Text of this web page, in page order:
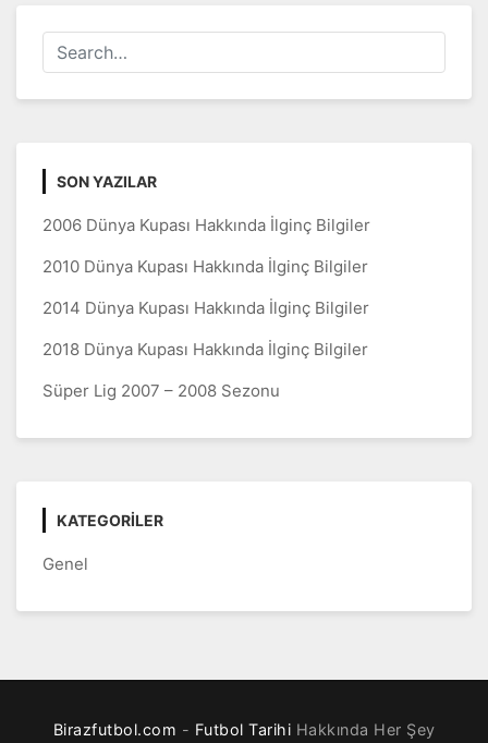
SON YAZILAR
2006 Dünya Kupası Hakkında İlginç Bilgiler
2010 Dünya Kupası Hakkında İlginç Bilgiler
2014 Dünya Kupası Hakkında İlginç Bilgiler
2018 Dünya Kupası Hakkında İlginç Bilgiler
Süper Lig 2007 – 2008 Sezonu
KATEGORILER
Genel
Birazfutbol.com - Futbol Tarihi Hakkında Her Şey